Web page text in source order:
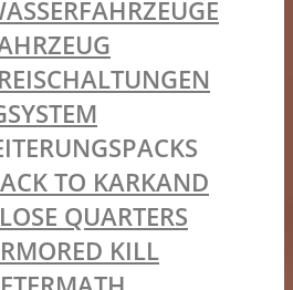
TO KARKAND
QUARTERS
KILL